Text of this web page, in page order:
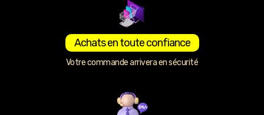
Achats en toute confiance
Votre commande arrivera en sécurité